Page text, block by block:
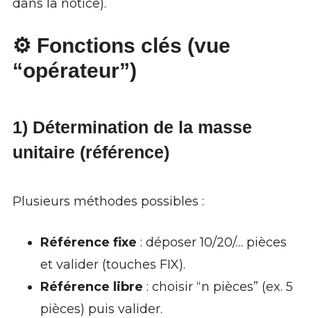
dans la notice).
⚙️ Fonctions clés (vue
“opérateur”)
1) Détermination de la masse
unitaire (référence)
Plusieurs méthodes possibles :
Référence fixe : déposer 10/20/… pièces
et valider (touches FIX).
Référence libre : choisir “n pièces” (ex. 5
pièces) puis valider.